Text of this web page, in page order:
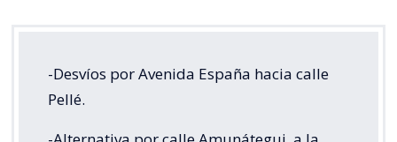
-Desvíos por Avenida España hacia calle
Pellé.